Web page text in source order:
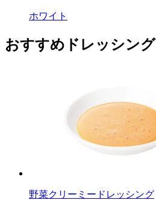
ホワイト
おすすめドレッシング
野菜クリーミードレッシング